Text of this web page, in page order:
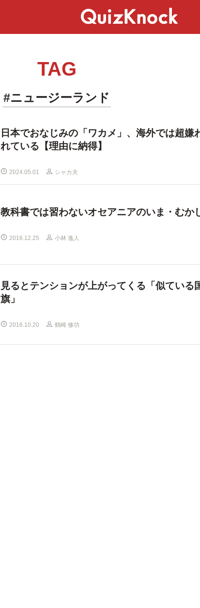
TAG
#ニュージーランド
日本でおなじみの「ワカメ」、海外では超嫌
れている【理由に納得】
2024.05.01 シャカ夫
教科書では習わないオセアニアのいま・むか
2016.12.25 小林 逸人
見るとテンションが上がってくる「似ている
旗」
2016.10.20 鶴崎 修功